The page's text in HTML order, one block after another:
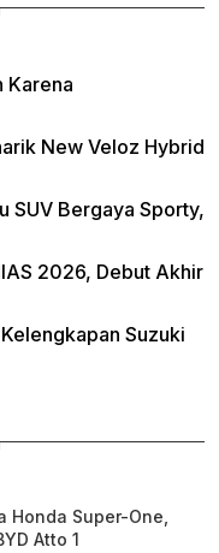
Karena
New Veloz Hybrid
SUV Bergaya Sporty,
2026, Debut Akhir
Suzuki
Honda Super-One,
Atto 1